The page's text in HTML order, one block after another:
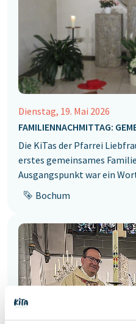
Dienstag, 19. Mai 2026
FAMILIENNACHMITTAG:
Die KiTas der Pfarrei
erstes gemeinsames
Ausgangspunkt ‎war ein
Bochum